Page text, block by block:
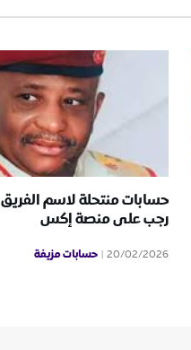
حسابات منتحلة لاسم
رجب على منصة إكس
20/02/2026 حسابات مزيفة